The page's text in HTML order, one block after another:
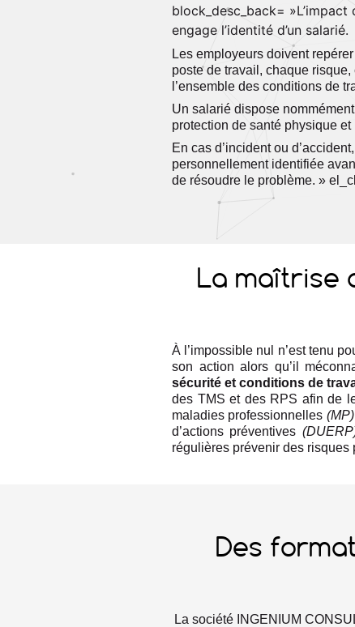
block_desc_back=
engage l’identité d’un salarié.
Les employeurs doivent
poste de travail, chaque
l’ensemble des conditions de
Un salarié dispose
protection de santé physique et
En cas d’incident ou
personnellement identifiée
de résoudre le problème. »
La maîtrise
À l’impossible nul n’est tenu
son action alors qu’il
sécurité et conditions de
des TMS et des RPS afin de
maladies professionnelles (MP)
d’actions préventives
régulières prévenir des risques
Des
La société INGENIUM